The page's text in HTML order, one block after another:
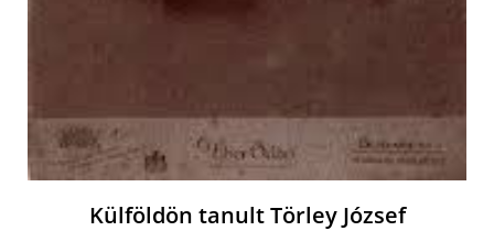
Külföldön tanult Törley József